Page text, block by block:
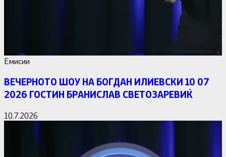
Емисии
ВЕЧЕРНОТО ШОУ НА БОГДАН ИЛИЕВСКИ 10 07
2026 ГОСТИН БРАНИСЛАВ СВЕТОЗАРЕВИЌ
10.7.2026